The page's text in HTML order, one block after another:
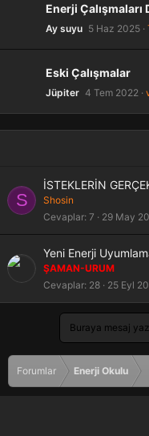
Enerji Çalışmaları
Ay suyu 5 Haz 2025
Eski Çalışmalar
Jüpiter 4 Tem 2022
S
İSTEKLERİN
Shosin
Cevaplar 7 29 May
Yeni Enerji
ŞAMAN-URUM
Cevaplar 28 25 Eyl
Buraya mesaj
Forumlar Enerji Okulu